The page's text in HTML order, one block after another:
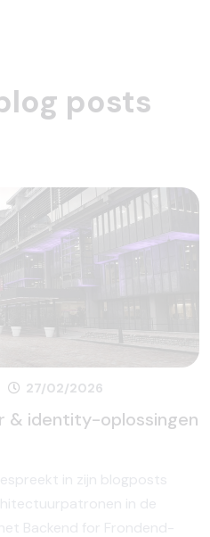
posts
27/02/2026
& identity-oplossingen
in zijn blogposts
in de
Backend for Frondend-